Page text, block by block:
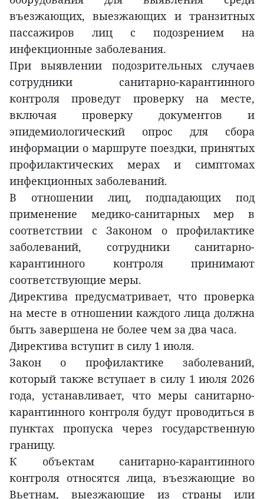
въезжающих, выезжающих и транзитных
пассажиров лиц с подозрением на
инфекционные заболевания.
При выявлении подозрительных случаев
сотрудники санитарно-карантинного
контроля проведут проверку на месте,
включая проверку документов и
эпидемиологический опрос для сбора
информации о маршруте поездки, принятых
профилактических мерах и симптомах
инфекционных заболеваний.
В отношении лиц, подпадающих под
применение медико-санитарных мер в
соответствии с Законом о профилактике
заболеваний, сотрудники санитарно-
карантинного контроля принимают
соответствующие меры.
Директива предусматривает, что проверка
на месте в отношении каждого лица должна
быть завершена не более чем за два часа.
Директива вступит в силу 1 июля.
Закон о профилактике заболеваний,
который также вступает в силу 1 июля 2026
года, устанавливает, что меры санитарно-
карантинного контроля будут проводиться в
пунктах пропуска через государственную
границу.
К объектам санитарно-карантинного
контроля относятся лица, въезжающие во
Вьетнам, выезжающие из страны или